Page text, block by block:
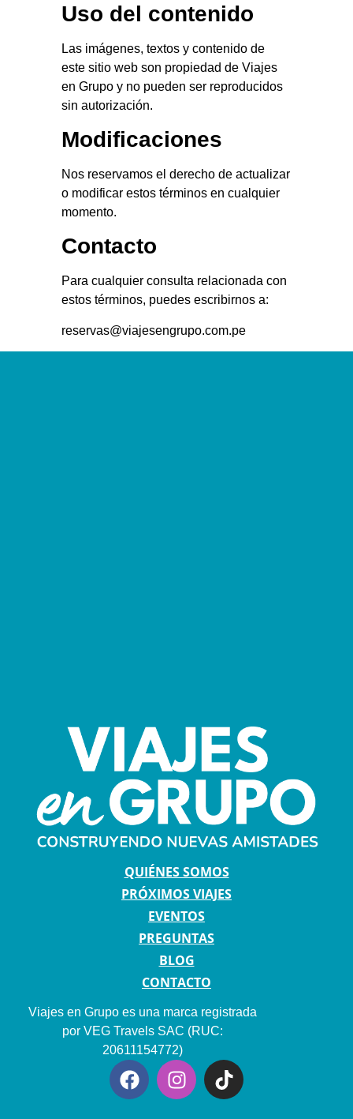
Uso del contenido
Las imágenes, textos y contenido de
este sitio web son propiedad de Viajes
en Grupo y no pueden ser reproducidos
sin autorización.
Modificaciones
Nos reservamos el derecho de actualizar
o modificar estos términos en cualquier
momento.
Contacto
Para cualquier consulta relacionada con
estos términos, puedes escribirnos a:
reservas@viajesengrupo.com.pe
QUIÉNES SOMOS
PRÓXIMOS VIAJES
EVENTOS
PREGUNTAS
BLOG
CONTACTO
Viajes en Grupo es una marca registrada
por VEG Travels SAC (RUC:
20611154772)